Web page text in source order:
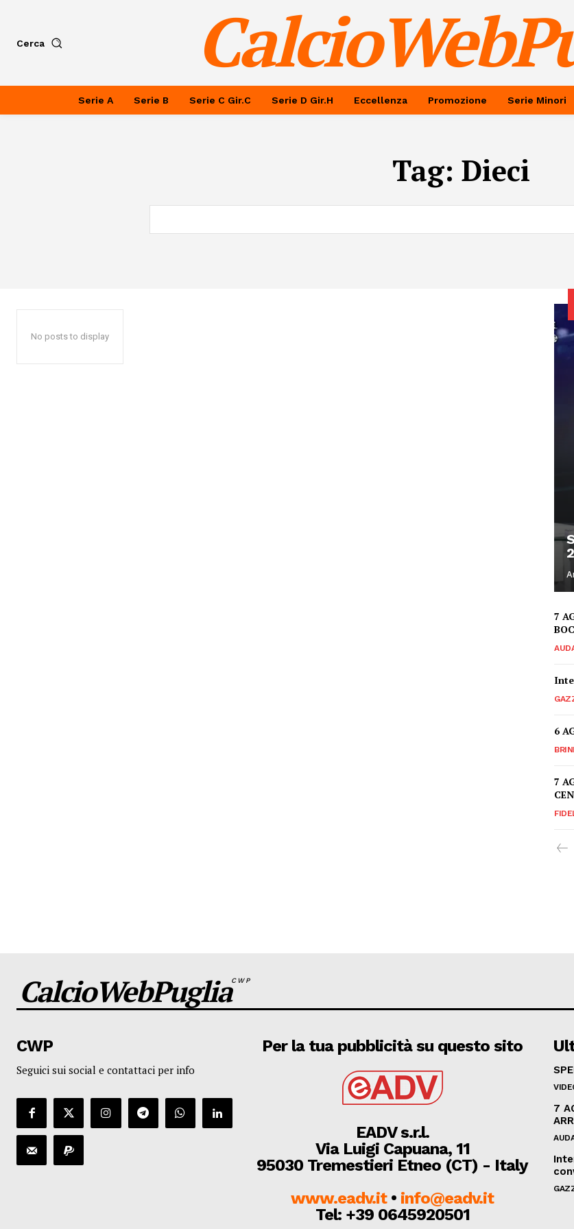
Cerca
Serie A Serie B Serie C Gir.C Serie D Gir.H Eccellenza Promozione Serie Minori
Tag: Dieci
No posts to display
7
6
7
CalcioWebPugliaCWP
CWP
Seguici sui social e contattaci per info
Per la tua pubblicità su questo sito
EADV s.r.l.
Via Luigi Capuana, 11
95030 Tremestieri Etneo (CT) - Italy
www.eadv.it• info@eadv.it
Tel: +39 0645920501
7